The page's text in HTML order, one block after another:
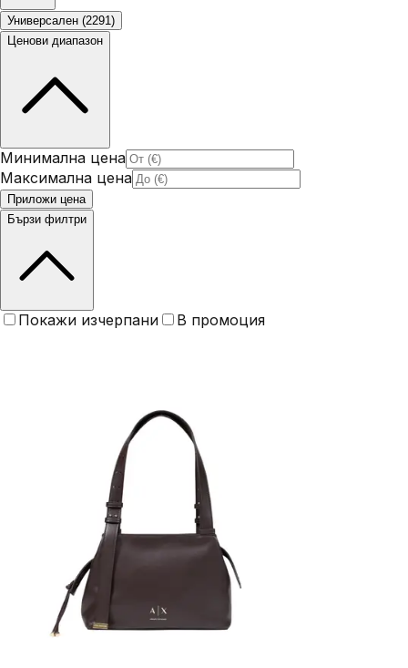
Универсален (2291)
Ценови диапазон
Минимална цена
Максимална цена
Приложи цена
Бързи филтри
Покажи изчерпани В промоция